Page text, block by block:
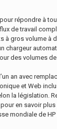
répondre à
de travail
à gros volume à
chargeur
des volumes
an avec
et Web
la législation.
en savoir
mondiale de